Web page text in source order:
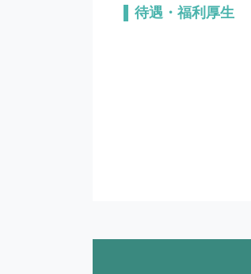
待遇・福利厚生